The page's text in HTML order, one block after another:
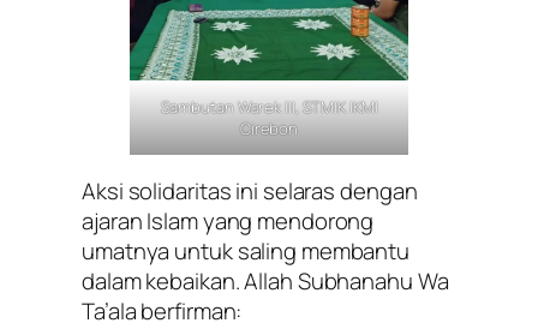
Sambutan Warek III, STMIK IKMI
Cirebon
Aksi solidaritas ini selaras dengan
ajaran Islam yang mendorong
umatnya untuk saling membantu
dalam kebaikan. Allah Subhanahu Wa
Ta’ala berfirman: